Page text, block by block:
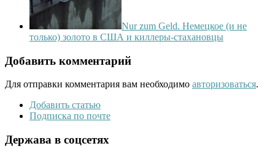
Nur zum Geld. Немецкое (и не
только) золото в США и киллеры-стахановцы
Добавить комментарий
Для отправки комментария вам необходимо авторизоваться.
Добавить статью
Подписка по почте
Держава в соцсетях